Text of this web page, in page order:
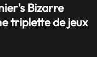
Bizarre
triplette de jeux